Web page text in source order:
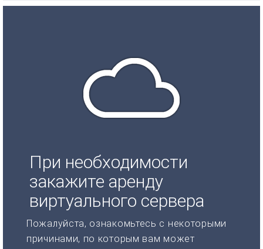
При необходимости
закажите аренду
виртуального сервера
Пожалуйста, ознакомьтесь с некоторыми
причинами, по которым вам может